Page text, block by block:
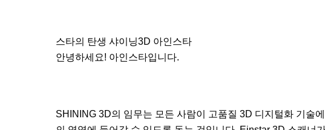
스타의 탄생 샤이닝3D 아인스타
안녕하세요! 아인스타입니다.
SHINING 3D의 임무는 모든 사람이 고품질 3D 디지털화 기술